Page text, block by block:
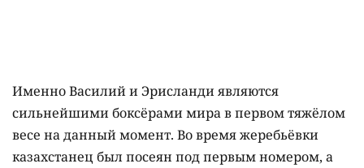
Именно Василий и Эрисланди являются
сильнейшими боксёрами мира в первом тяжёлом
весе на данный момент. Во время жеребьёвки
казахстанец был посеян под первым номером, а